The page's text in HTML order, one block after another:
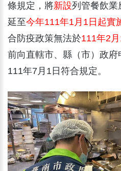
條規定，將新設列管餐飲業
延至今年111年1月1日起實
合防疫政策無法於111年2月
前向直轄市、縣（市）政
111年7月1日符合規定。